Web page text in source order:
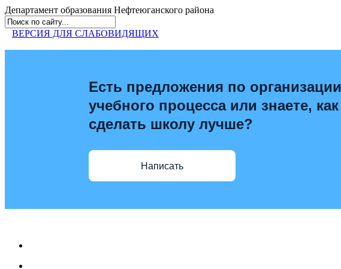
Департамент образования Нефтеюганского района
ВЕРСИЯ ДЛЯ СЛАБОВИДЯЩИХ
Есть предложения по организации
учебного процесса или знаете, как
сделать школу лучше?
Написать